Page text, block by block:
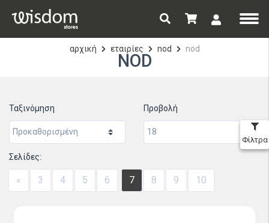
αρχική εταιρίες nod nod
NOD
Ταξινόμηση Προβολή
Σελίδες:
« 3 4 5 6 7 8 9 10
Φίλτρα